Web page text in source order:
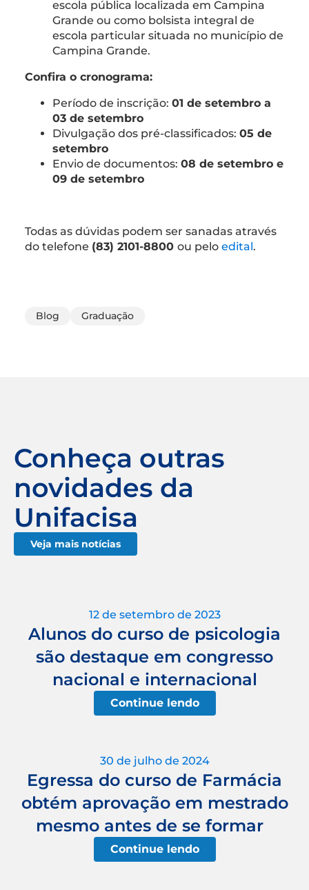
escola pública localizada em Campina
Grande ou como bolsista integral de
escola particular situada no município de
Campina Grande.
Confira o cronograma:
Período de inscrição: 01 de setembro a
03 de setembro
Divulgação dos pré-classificados: 05 de
setembro
Envio de documentos: 08 de setembro e
09 de setembro
Todas as dúvidas podem ser sanadas através
do telefone (83) 2101-8800 ou pelo edital.
Blog Graduação
Conheça outras
novidades da
Unifacisa
Veja mais notícias
12 de setembro de 2023
Alunos do curso de psicologia
são destaque em congresso
nacional e internacional
Continue lendo
30 de julho de 2024
Egressa do curso de Farmácia
obtém aprovação em mestrado
mesmo antes de se formar
Continue lendo